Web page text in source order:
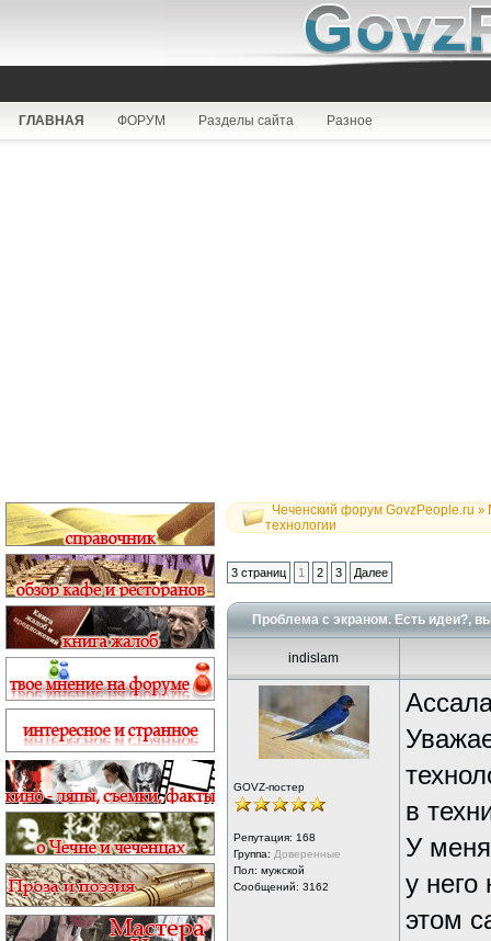
ГЛАВНАЯ ФОРУМ Разделы сайта Разное
Чеченский форум GovzPeople.ru »
технологии
3 страниц 1 2 3 Далее
Проблема с экраном. Есть идеи?,
indislam
GOVZ-постер
Репутация: 168
Группа: Доверенные
Пол: мужской
Сообщений: 3162
в
У
у него
этом